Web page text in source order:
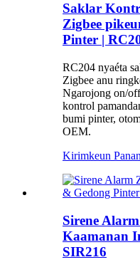
Saklar
Zigbee
Pinter |
RC204 nyaéta
Zigbee anu
Ngarojong on/
kontrol
bumi pinter,
OEM.
Kirimkeun
Sirene
Kaamanan
SIR216